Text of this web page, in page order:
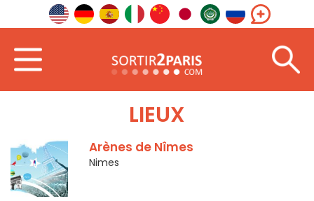
LIEUX
Arènes de Nîmes
Nimes